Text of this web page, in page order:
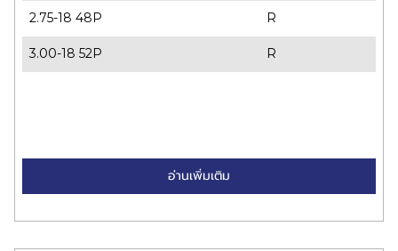
2.75-18 48P
R
3.00-18 52P
R
อ่านเพิ่มเติม